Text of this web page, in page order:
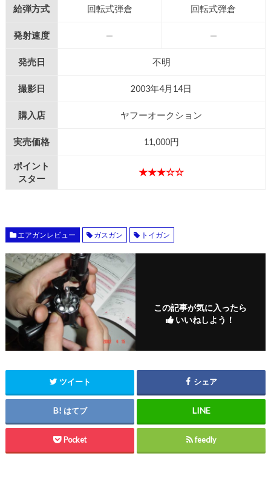
給弾方式 回転式弾倉 回転式弾倉
発射速度 — —
発売日 不明
撮影日 2003年4月14日
購入店 ヤフーオークション
実売価格 11,000円
ポイント
スター
★★★☆☆
エアガンレビュー ガスガン トイガン
この記事が気に入ったら
いいねしよう！
ツイート シェア
はてブ
Pocket feedly